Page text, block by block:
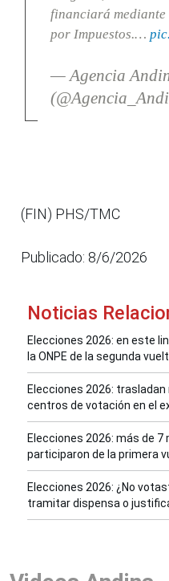
financiará mediante
por Impuestos.…
— Agencia
(FIN) PHS/TMC
Publicado: 8/6/2026
Noticias
Elecciones 2026: en este
la ONPE de la segunda
Elecciones 2026:
centros de votación en el
Elecciones 2026: más de
participaron de la primera
Elecciones 2026: ¿No
tramitar dispensa o